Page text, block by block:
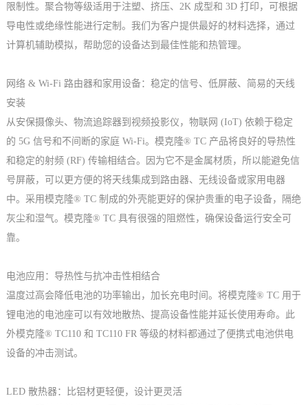
限制性。聚合物等级适用于注塑、挤压、2K 成型和 3D 打印，可根据
导电性或绝缘性能进行定制。我们为客户提供最好的材料选择，通过
计算机辅助模拟，帮助您的设备达到最佳性能和热管理。
网络 & Wi-Fi 路由器和家用设备：稳定的信号、低屏蔽、简易的天线
安装
从安保摄像头、物流追踪器到视频投影仪，物联网 (IoT) 依赖于稳定
的 5G 信号和不间断的家庭 Wi-Fi。模克隆® TC 产品将良好的导热性
和稳定的射频 (RF) 传输相结合。因为它不是金属材质，所以能避免信
号屏蔽，可以更方便的将天线集成到路由器、无线设备或家用电器
中。采用模克隆® TC 制成的外壳能更好的保护贵重的电子设备，隔绝
灰尘和湿气。模克隆® TC 具有很强的阻燃性，确保设备运行安全可
靠。
电池应用：导热性与抗冲击性相结合
温度过高会降低电池的功率输出，加长充电时间。将模克隆® TC 用于
锂电池的电池座可以有效地散热、提高设备性能并延长使用寿命。此
外模克隆® TC110 和 TC110 FR 等级的材料都通过了便携式电池供电
设备的冲击测试。
LED 散热器：比铝材更轻便，设计更灵活